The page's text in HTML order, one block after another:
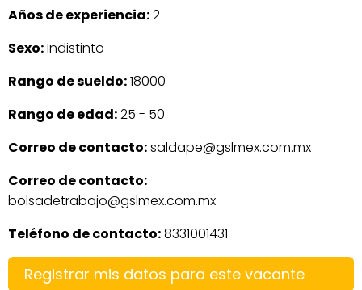
Años de experiencia:2
Sexo:Indistinto
Rango de sueldo:18000
Rango de edad:25 - 50
Correo de contacto:saldape@gslmex.com.mx
Correo de contacto:
bolsadetrabajo@gslmex.com.mx
Teléfono de contacto:8331001431
Registrar mis datos para este vacante